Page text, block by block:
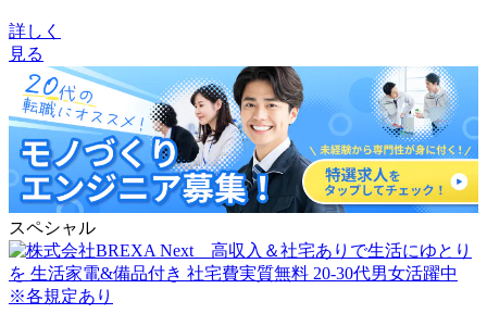
詳しく
見る
スペシャル